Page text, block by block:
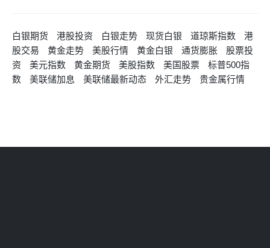
白银期货 港股投资 白银走势 现货白银 道琼斯指数
港
股交易
黄金走势 美股行情 黄金白银 通货膨胀
股票投
资
美元指数 黄金期货 美股指数 美国股票
标普500指
数
美联储加息 美联储最新动态 外汇走势 贵金属行情